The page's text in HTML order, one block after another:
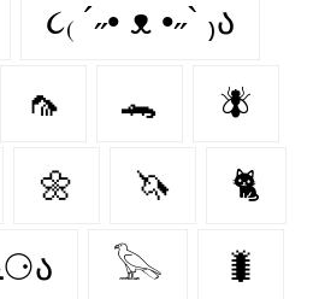
૮₍ ´˶• ᴥ •˶` ₎ა
🦟 🐊 🪰
🌼 🦄 🐈‍
૮ ⚆ﻌ⚆ა 𓅂 🐛